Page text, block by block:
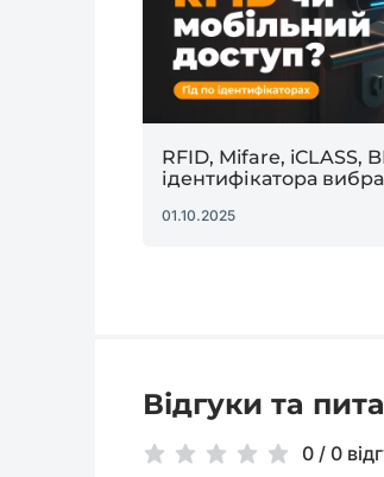
RFID, Mifare, iCLASS,
ідентифікатора
01.10.2025
Відгуки та
0 / 0